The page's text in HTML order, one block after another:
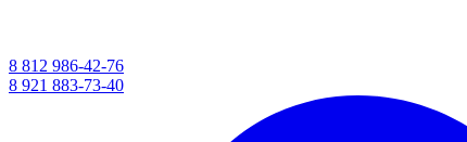
8 812 986-42-76
8 921 883-73-40